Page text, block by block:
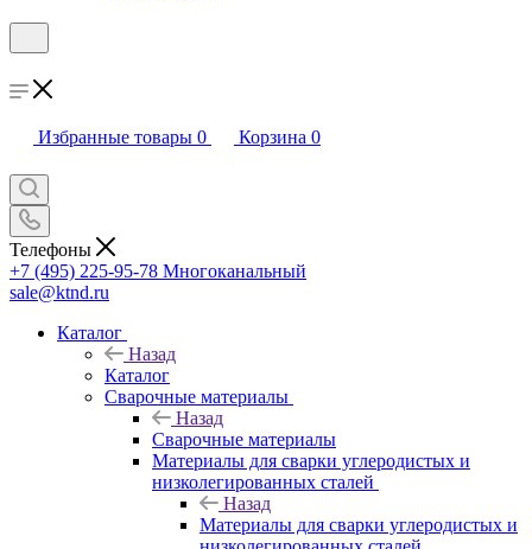
Избранные товары 0 Корзина 0
Телефоны
+7 (495) 225-95-78 Многоканальный
sale@ktnd.ru
Каталог
Назад
Каталог
Сварочные материалы
Назад
Сварочные материалы
Материалы для сварки углеродистых и
низколегированных сталей
Назад
Материалы для сварки углеродистых и